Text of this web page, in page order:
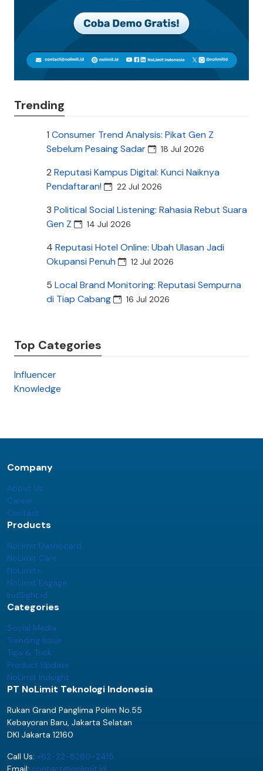
Trending
1 Consumer Trend Analysis: Pikat Gen Z
Sebelum Pesaing Sadar
18 Jul 2026
2 Reputasi Kampus Digital: Kunci Naiknya
Pendaftaran!
22 Jul 2026
3 Political Social Listening: Rahasia Rebut Suara
Gen Z
14 Jul 2026
4 Reputasi Hotel Online: Ubah Ulasan Jadi
Okupansi Penuh
12 Jul 2026
5 Local Brand Monitoring: Reputasi Sempurna
di Tiap Cabang
16 Jul 2026
Top Categories
Influencer
Knowledge
Company
About Us
Career
Contact
Products
NoLimit Dashboard
NoLimit Care
NoLimit+
NoLimit Engage
IndSight.id
Categories
Social Media
Trending Issue
Tips & Trick
Product Update
NoLimit Indsight
PT NoLimit Teknologi Indonesia
Rukan Grand Panglima Polim No.55
Kebayoran Baru, Jakarta Selatan
DKI Jakarta 12160
Call Us: +62-22-8260-2415